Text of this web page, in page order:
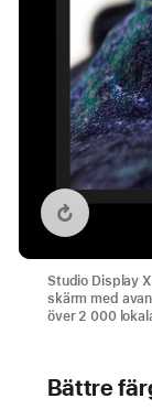
Spela om videon: Studio Display XDR HDR
Studio Display
skärm med
över 2 000
Bättre